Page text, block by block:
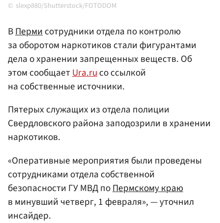
slexp880/Shutterstock/FOTODOM
ВПермисотрудники отдела по контролю
за оборотом наркотиков стали фигурантами
дела о хранении запрещенных веществ. Об
этом сообщаетUra.ruсо ссылкой
на собственные источники.
Пятерых служащих из отдела полиции
Свердловского района заподозрили в хранении
наркотиков.
«Оперативные мероприятия были проведены
сотрудниками отдела собственной
безопасности ГУ МВД поПермскому краю
в минувший четверг, 1 февраля», — уточнил
инсайдер.